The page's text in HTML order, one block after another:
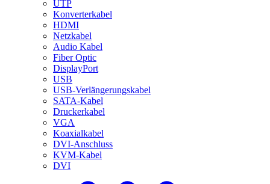
UTP
Konverterkabel
HDMI
Netzkabel
Audio Kabel
Fiber Optic
DisplayPort
USB
USB-Verlängerungskabel
SATA-Kabel
Druckerkabel
VGA
Koaxialkabel
DVI-Anschluss
KVM-Kabel
DVI